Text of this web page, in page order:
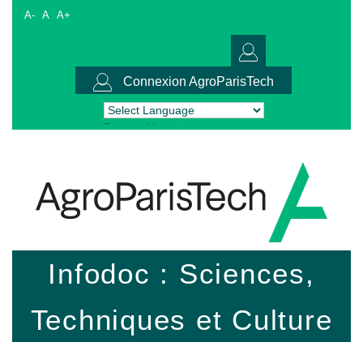
A- A A+
Connexion AgroParisTech
Powered by Translate
Infodoc : Sciences,
Techniques et Culture